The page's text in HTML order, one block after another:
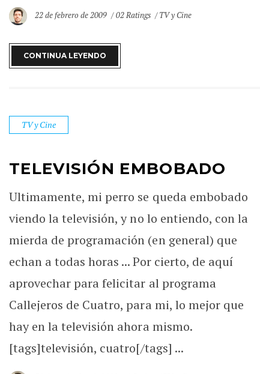
22 de febrero de 2009 02 Ratings TV y Cine
CONTINUA LEYENDO
TV y Cine
TELEVISIÓN EMBOBADO
Ultimamente, mi perro se queda embobado
viendo la televisión, y no lo entiendo, con la
mierda de programación (en general) que
echan a todas horas ... Por cierto, de aquí
aprovechar para felicitar al programa
Callejeros de Cuatro, para mi, lo mejor que
hay en la televisión ahora mismo.
[tags]televisión, cuatro[/tags] ...